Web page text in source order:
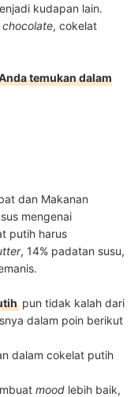
kudapan lain.
chocolate, cokelat
temukan dalam
dan Makanan
mengenai
putih harus
, 14% padatan susu,
pun tidak kalah dari
dalam poin berikut
dalam cokelat putih
mood lebih baik,